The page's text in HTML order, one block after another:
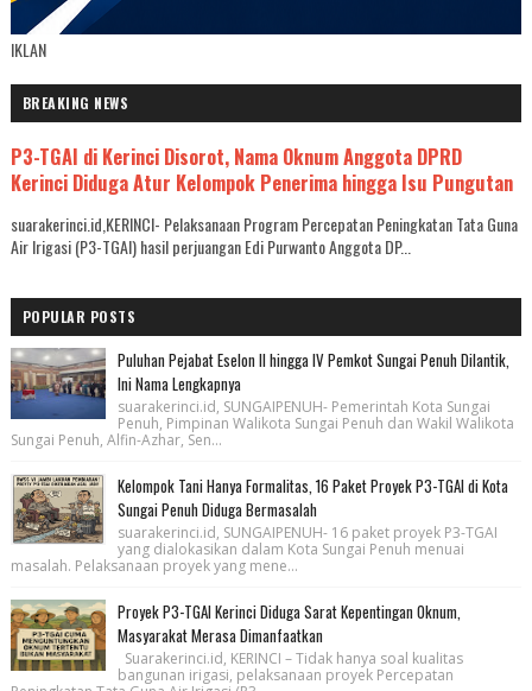
IKLAN
BREAKING NEWS
P3-TGAI di Kerinci Disorot, Nama Oknum Anggota DPRD
Kerinci Diduga Atur Kelompok Penerima hingga Isu Pungutan
suarakerinci.id,KERINCI- Pelaksanaan Program Percepatan Peningkatan Tata Guna
Air Irigasi (P3-TGAI) hasil perjuangan Edi Purwanto Anggota DP...
POPULAR POSTS
Puluhan Pejabat Eselon II hingga IV Pemkot Sungai Penuh Dilantik,
Ini Nama Lengkapnya
suarakerinci.id, SUNGAIPENUH- Pemerintah Kota Sungai
Penuh, Pimpinan Walikota Sungai Penuh dan Wakil Walikota
Sungai Penuh, Alfin-Azhar, Sen...
Kelompok Tani Hanya Formalitas, 16 Paket Proyek P3-TGAI di Kota
Sungai Penuh Diduga Bermasalah
suarakerinci.id, SUNGAIPENUH- 16 paket proyek P3-TGAI
yang dialokasikan dalam Kota Sungai Penuh menuai
masalah. Pelaksanaan proyek yang mene...
Proyek P3-TGAI Kerinci Diduga Sarat Kepentingan Oknum,
Masyarakat Merasa Dimanfaatkan
Suarakerinci.id, KERINCI – Tidak hanya soal kualitas
bangunan irigasi, pelaksanaan proyek Percepatan